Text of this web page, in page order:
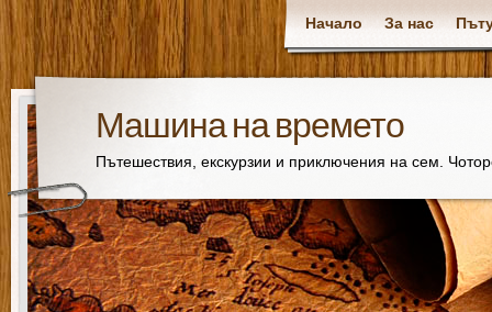
Начало За нас
Машина на времето
Пътешествия, екскурзии и приключения на сем.